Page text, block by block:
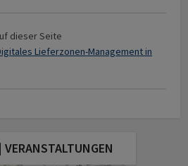
dieser Seite
Lieferzonen-Management in
VERANSTALTUNGEN